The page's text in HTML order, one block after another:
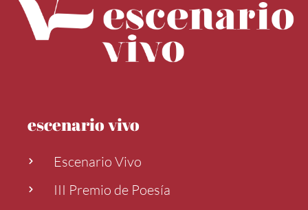
escenario vivo
Escenario Vivo
III Premio de Poesía